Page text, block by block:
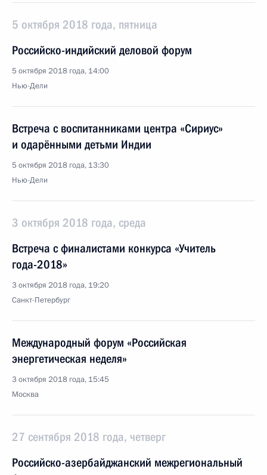
5 октября 2018 года, пятница
Российско-индийский деловой форум
5 октября 2018 года, 14:00
Нью-Дели
Встреча с воспитанниками центра «Сириус»
и одарёнными детьми Индии
5 октября 2018 года, 13:30
Нью-Дели
3 октября 2018 года, среда
Встреча с финалистами конкурса «Учитель
года-2018»
3 октября 2018 года, 19:20
Санкт-Петербург
Международный форум «Российская
энергетическая неделя»
3 октября 2018 года, 15:45
Москва
27 сентября 2018 года, четверг
Российско-азербайджанский межрегиональный